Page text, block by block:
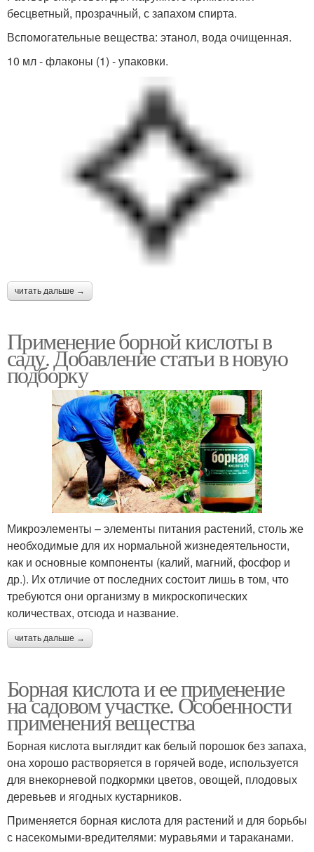
бесцветный, прозрачный, с запахом спирта.
Вспомогательные вещества: этанол, вода очищенная.
10 мл - флаконы (1) - упаковки.
читать дальше →
Применение борной кислоты в
саду. Добавление статьи в новую
подборку
Микроэлементы – элементы питания растений, столь же
необходимые для их нормальной жизнедеятельности,
как и основные компоненты (калий, магний, фосфор и
др.). Их отличие от последних состоит лишь в том, что
требуются они организму в микроскопических
количествах, отсюда и название.
читать дальше →
Борная кислота и ее применение
на садовом участке. Особенности
применения вещества
Борная кислота выглядит как белый порошок без запаха,
она хорошо растворяется в горячей воде, используется
для внекорневой подкормки цветов, овощей, плодовых
деревьев и ягодных кустарников.
Применяется борная кислота для растений и для борьбы
с насекомыми-вредителями: муравьями и тараканами.